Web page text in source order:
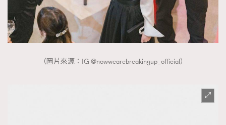
（圖片來源：IG @nowwearebreakingup_official）